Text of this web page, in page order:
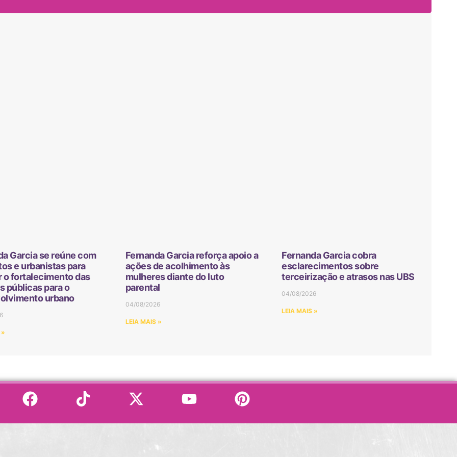
Garcia se reúne com
e urbanistas para
o fortalecimento das
públicas para o
urbano
»
Fernanda Garcia reforça apoio a
ações de acolhimento às
mulheres diante do luto
parental
04/08/2026
LEIA MAIS »
Fernanda Garcia cobra
esclarecimentos sobre
terceirização e atrasos nas UBS
04/08/2026
LEIA MAIS »